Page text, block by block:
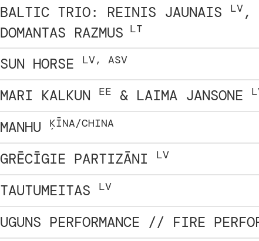
BALTIC TRIO: REINIS JAUNAIS LV ,
DOMANTAS RAZMUS LT
SUN HORSE LV, ASV
MARI KALKUN EE & LAIMA JANSONE
MANHU ĶĪNA/CHINA
GRĒCĪGIE PARTIZĀNI LV
TAUTUMEITAS LV
UGUNS PERFORMANCE // FIRE